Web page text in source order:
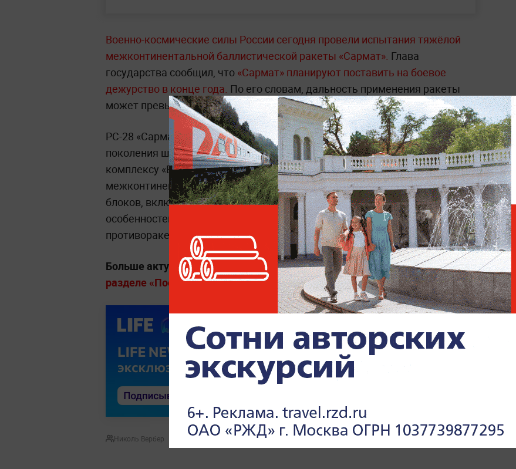
Военно-космические силы России сегодня провели испытания тяжёлой
межконтинентальной баллистической ракеты «Сармат». Глава
государства сообщил, что «Сармат» планируют поставить на боевое
дежурство в конце года. По его словам, дальность применения ракеты
может превышать 35 тысяч километров.
РС-28 «Сармат» — российский стратегический ракетный комплекс пятого
поколения шахтного базирования. Он создавался как замена советскому
комплексу «Воевода». Ракета способна поражать цели на
межконтинентальной дальности и нести несколько ядерных боевых
блоков, включая гиперзвуковые элементы. Одной из ключевых
особенностей «Сармата» называют способность преодолевать системы
противоракетной обороны.
Больше актуальных событий в режиме реального времени —читайте в
разделе «Последние новости» на Life.ru.
Николь Вербер